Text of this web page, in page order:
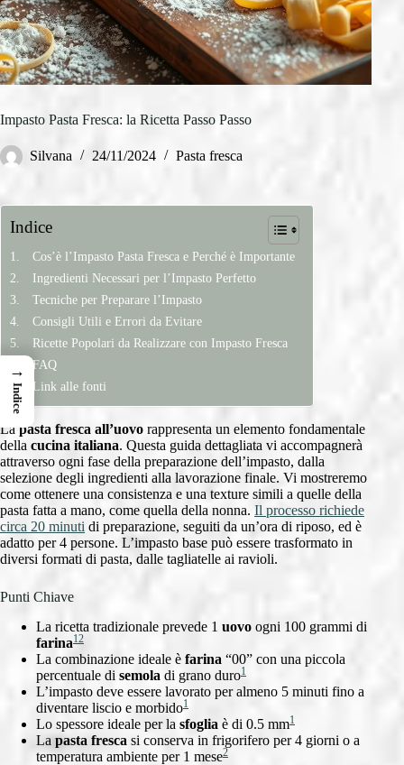
Impasto Pasta Fresca: la Ricetta Passo Passo
Silvana 24/11/2024 Pasta fresca
Indice
Cos’è l’Impasto Pasta Fresca e Perché è Importante
Ingredienti Necessari per l’Impasto Perfetto
Tecniche per Preparare l’Impasto
Consigli Utili e Errori da Evitare
Ricette Popolari da Realizzare con Impasto Fresca
FAQ
Link alle fonti
La pasta fresca all’uovo rappresenta un elemento fondamentale
della cucina italiana. Questa guida dettagliata vi accompagnerà
attraverso ogni fase della preparazione dell’impasto, dalla
selezione degli ingredienti alla lavorazione finale. Vi mostreremo
come ottenere una consistenza e una texture simili a quelle della
pasta fatta a mano, come quella della nonna. Il processo richiede
circa 20 minuti di preparazione, seguiti da un’ora di riposo, ed è
adatto per 4 persone. L’impasto base può essere trasformato in
diversi formati di pasta, dalle tagliatelle ai ravioli.
Punti Chiave
La ricetta tradizionale prevede 1 uovo ogni 100 grammi di
farina12
La combinazione ideale è farina “00” con una piccola
percentuale di semola di grano duro1
L’impasto deve essere lavorato per almeno 5 minuti fino a
diventare liscio e morbido1
Lo spessore ideale per la sfoglia è di 0.5 mm1
La pasta fresca si conserva in frigorifero per 4 giorni o a
temperatura ambiente per 1 mese2
→
Indice